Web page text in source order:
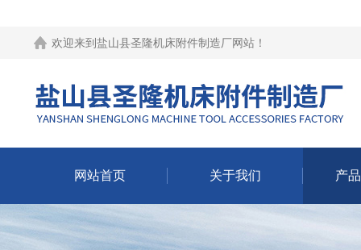
欢迎来到 盐山县圣隆机床附件制造厂网站 ！
网站首页 关于我们 产